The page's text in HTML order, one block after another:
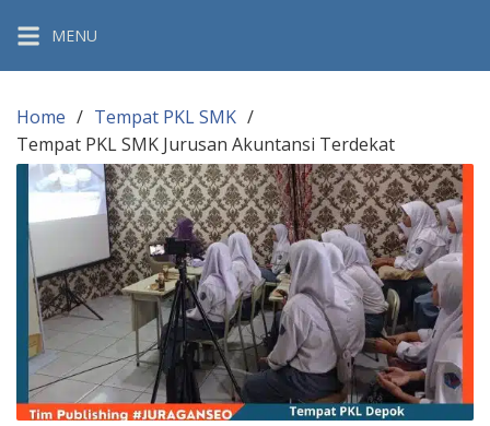
content
MENU
Home
Tempat PKL SMK
Tempat PKL SMK Jurusan Akuntansi Terdekat